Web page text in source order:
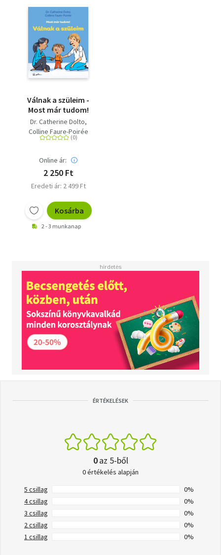
Válnak a szüleim -
Most már tudom!
Dr. Catherine Dolto
Colline Faure-Poirée
Online ár:
2 250 Ft
Eredeti ár: 2 499 Ft
Kosárba
2 - 3 munkanap
ÉRTÉKELÉSEK
0az 5-ből
0 értékelés alapján
5 csillag
0%
4 csillag
0%
3 csillag
0%
2 csillag
0%
1 csillag
0%